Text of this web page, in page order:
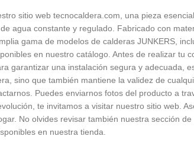
sitio web tecnocaldera.com, una pieza
agua constante y regulado. Fabricado con
gama de modelos de calderas JUNKERS,
en nuestro catálogo. Antes de realizar tu
garantizar una instalación segura y adecuada,
sino que también mantiene la validez de
Puedes enviarnos fotos del producto a
te invitamos a visitar nuestro sitio web.
No olvides revisar también nuestra sección de
en nuestra tienda.